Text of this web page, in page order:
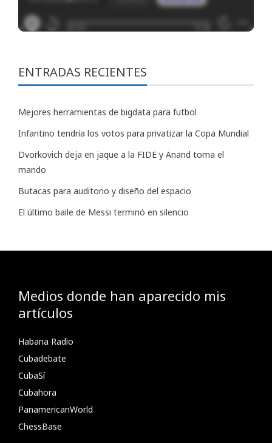
ENTRADAS RECIENTES
Mejores herramientas de bigdata para futbol
Infantino tendría los votos para privatizar la Copa Mundial
Dvorkovich deja en jaque a la FIDE y Anand toma el
mando
Butacas para auditorio y diseño del espacio
El último baile de Messi terminó en silencio
Medios donde han aparecido mis
artículos
Habana Radio
Cubadebate
CubaSí
Cubahora
PanamericanWorld
ChessBase